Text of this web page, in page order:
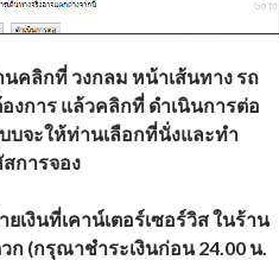
คลิกที่ วงกลม หน้าเส้นทาง รถ
งการ แล้วคลิกที่ ดำเนินการต่อ
บจะให้ท่านเลือกที่นั่งและทำ
การจอง
ยเงินที่เคาน์เตอร์เซอร์วิส ในร้าน
ก (กรุณาชำระเงินก่อน 24.00 น.